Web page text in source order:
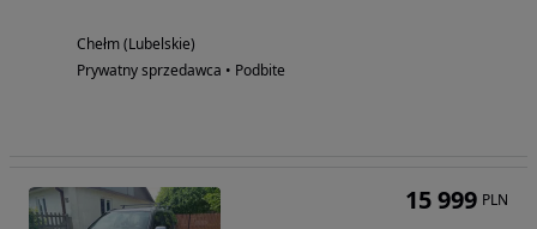
Chełm (Lubelskie)
Prywatny sprzedawca • Podbite
15 999 PLN